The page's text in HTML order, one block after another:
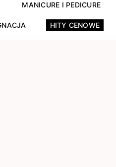
MANICURE I PEDICURE
HITY CENOWE